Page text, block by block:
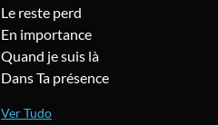
Le reste perd
En importance
Quand je suis là
Dans Ta présence